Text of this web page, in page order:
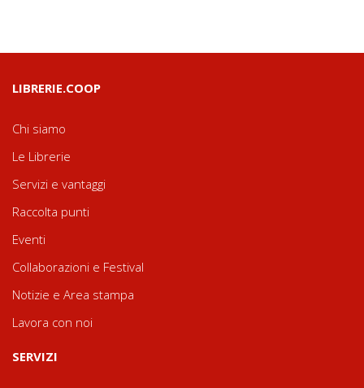
LIBRERIE.COOP
Chi siamo
Le Librerie
Servizi e vantaggi
Raccolta punti
Eventi
Collaborazioni e Festival
Notizie e Area stampa
Lavora con noi
SERVIZI